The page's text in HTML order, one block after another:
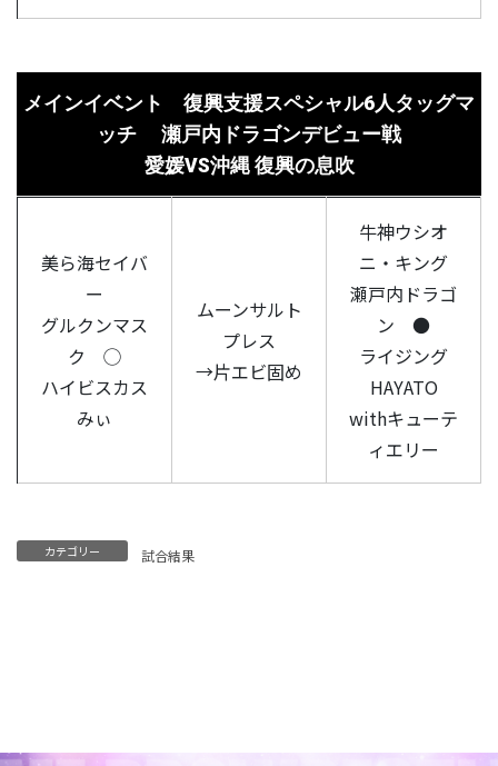
メインイベント 復興支援スペシャル6人タッグマ
ッチ 瀬戸内ドラゴンデビュー戦
愛媛VS沖縄 復興の息吹
美ら海セイバ
ー
グルクンマス
ク ◯
ハイビスカス
みぃ
ムーンサルト
プレス
→片エビ固め
牛神ウシオ
ニ・キング
瀬戸内ドラゴ
ン ●
ライジング
HAYATO
withキューテ
ィエリー
カテゴリー 試合結果